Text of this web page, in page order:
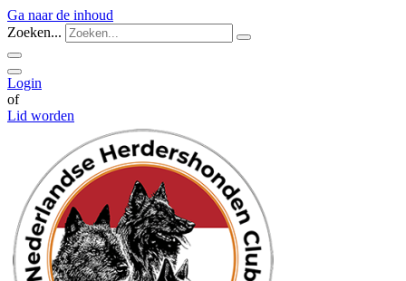
Ga naar de inhoud
Zoeken...
Login
of
Lid worden